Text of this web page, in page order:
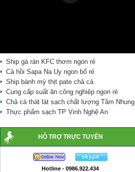
Ship gà rán KFC thơm ngon rẻ
Cá hồi Sapa Na Uy ngon bổ rẻ
Ship bánh mỳ thịt pate chả cá
Cung cấp suất ăn công nghiệp ngon rẻ
Chả cá thát lát sạch chất lượng Tâm Nhung
Thực phẩm sạch TP Vinh Nghệ An
HỖ TRỢ TRỰC TUYẾN
Hotline - 0986.922.434